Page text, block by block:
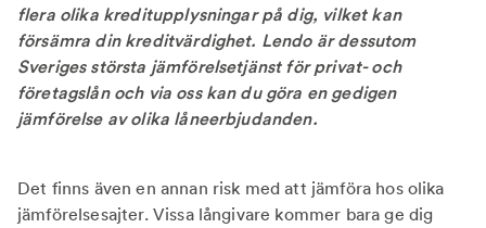
flera olika kreditupplysningar på dig, vilket kan
försämra din kreditvärdighet. Lendo är dessutom
Sveriges största jämförelsetjänst för privat- och
företagslån och via oss kan du göra en gedigen
jämförelse av olika låneerbjudanden.
Det finns även en annan risk med att jämföra hos olika
jämförelsesajter. Vissa långivare kommer bara ge dig